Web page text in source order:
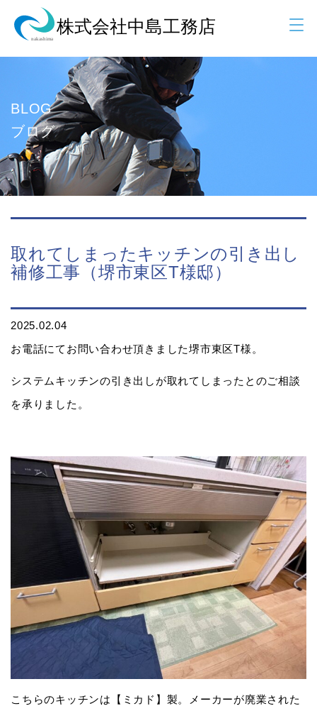
BLOG
ブログ
取れてしまったキッチンの引き出し
補修工事（堺市東区T様邸）
2025.02.04
お電話にてお問い合わせ頂きました堺市東区T様。
システムキッチンの引き出しが取れてしまったとのご相談
を承りました。
こちらのキッチンは【ミカド】製。メーカーが廃業された